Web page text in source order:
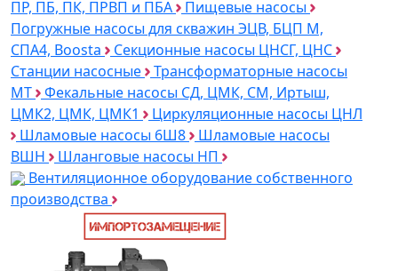
ПР, ПБ, ПК, ПРВП и ПБА
Пищевые насосы
Погружные насосы для скважин ЭЦВ, БЦП М,
СПА4, Boosta
Секционные насосы ЦНСГ, ЦНС
Станции насосные
Трансформаторные насосы
МТ
Фекальные насосы СД, ЦМК, СМ, Иртыш,
ЦМК2, ЦМК, ЦМК1
Циркуляционные насосы ЦНЛ
Шламовые насосы 6Ш8
Шламовые насосы
ВШН
Шланговые насосы НП
Вентиляционное оборудование собственного
производства